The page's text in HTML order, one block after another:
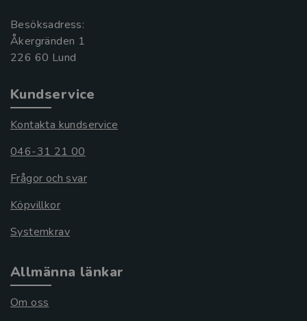
Besöksadress:
Åkergränden 1
Kundservice
Kontakta kundservice
046-31 21 00
Frågor och svar
Köpvillkor
Systemkrav
Allmänna länkar
Om oss